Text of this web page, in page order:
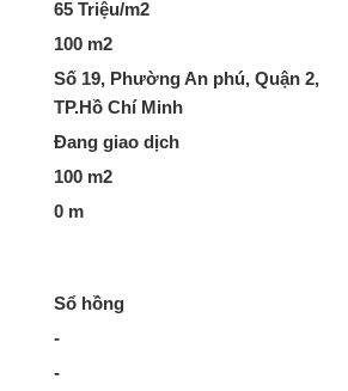
65 Triệu/m2
100 m2
Số 19, Phường An phú, Quận 2,
TP.Hồ Chí Minh
Đang giao dịch
100 m2
0 m
Sổ hồng
-
-